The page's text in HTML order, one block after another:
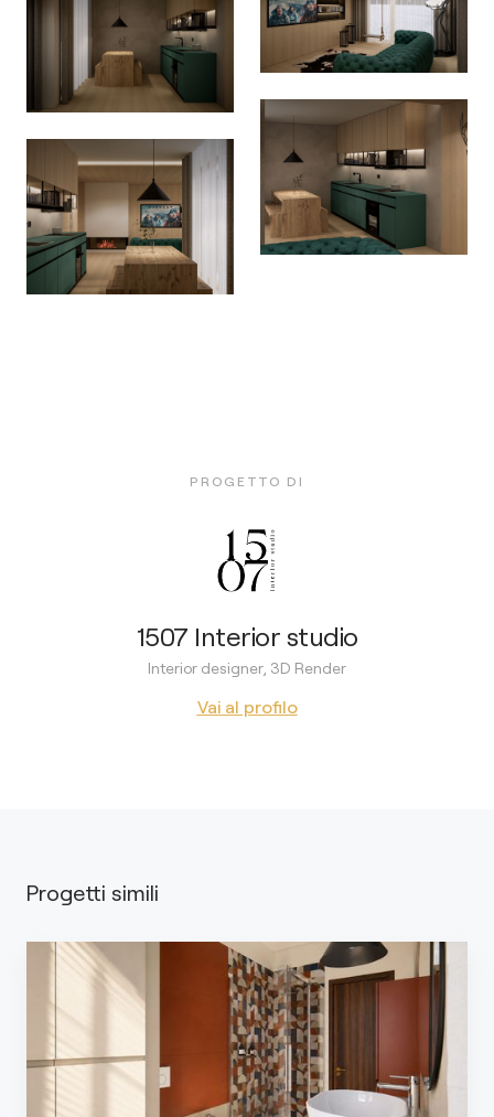
PROGETTO DI
1507 Interior studio
Interior designer, 3D Render
Vai al profilo
Progetti simili